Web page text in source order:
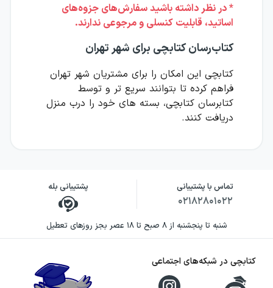
* در نظر داشته باشید سفارش‌های جزوه‌های
اساتید، قابلیت کنسلی و مرجوعی ندارند.
کتاب‌رسان کتابچی برای شهر تهران
کتابچی این امکان را برای مشتریان شهر تهران
فراهم کرده تا بتوانند سریع تر و توسط
کتابرسان کتابچی، بسته های خود را درب منزل
دریافت کنند.
تماس با پشتیبانی
۰۲۱۸۲۸۰۱۰۲۲
پشتیبانی بله
شنبه تا پنجشنبه از ۸ صبح تا ۱۸ عصر بجز روزهای تعطیل
کتابچی در شبکه‌های اجتماعی